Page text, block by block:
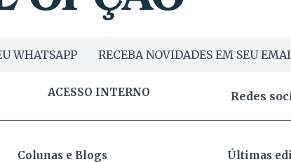
WHATSAPP RECEBA NOVIDADES EM SEU
ACESSO INTERNO Redes
Colunas e Blogs Últimas